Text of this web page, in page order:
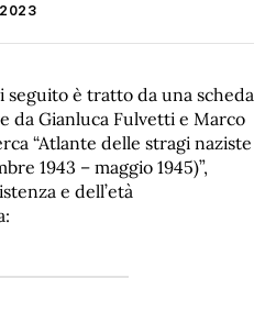
è tratto da una scheda
da Gianluca Fulvetti e Marco
“Atlante delle stragi naziste
1943 – maggio 1945)”,
e dell’età